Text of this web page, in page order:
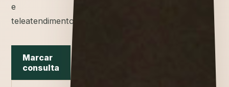
e
teleatendimento.
Marcar
consulta